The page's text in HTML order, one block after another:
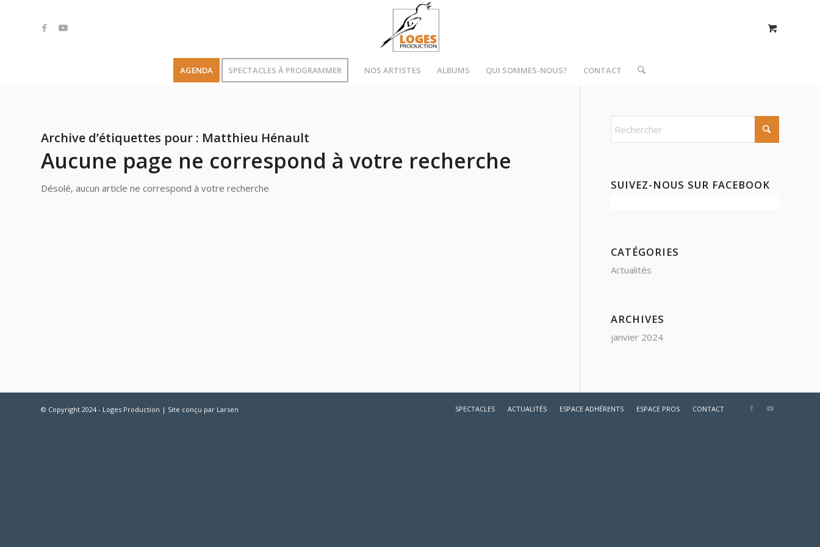
AGENDA SPECTACLES À PROGRAMMER NOS ARTISTES ALBUMS QUI SOMMES-NOUS? CONTACT
Archive d’étiquettes pour : Matthieu Hénault
Aucune page ne correspond à votre recherche
Désolé, aucun article ne correspond à votre recherche SUIVEZ-NOUS SUR FACEBOOK
CATÉGORIES
Actualités
ARCHIVES
janvier 2024
© Copyright 2024 - Loges Production | Site conçu par Larsen SPECTACLES ACTUALITÉS ESPACE ADHÉRENTS ESPACE PROS CONTACT